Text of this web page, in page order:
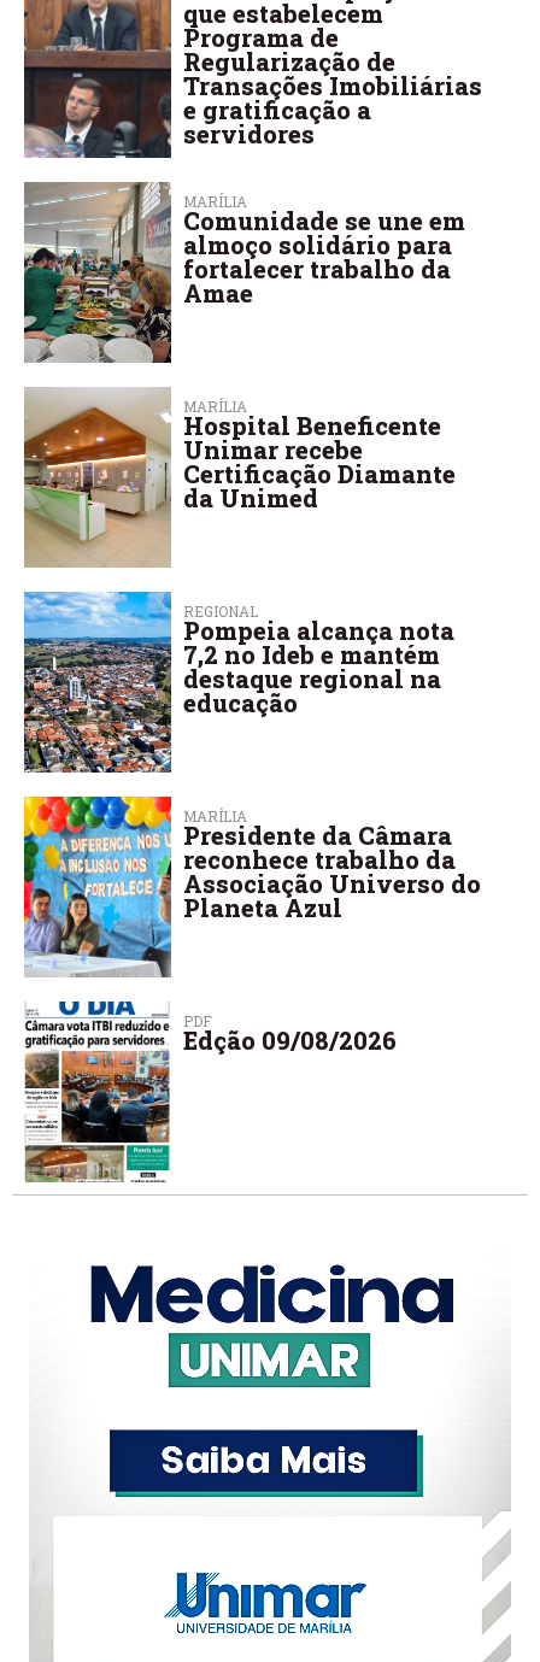
que estabelecem
Programa de
Regularização de
Transações Imobiliárias
e gratificação a
servidores
MARÍLIA
Comunidade se une em
almoço solidário para
fortalecer trabalho da
Amae
MARÍLIA
Hospital Beneficente
Unimar recebe
Certificação Diamante
da Unimed
REGIONAL
Pompeia alcança nota
7,2 no Ideb e mantém
destaque regional na
educação
MARÍLIA
Presidente da Câmara
reconhece trabalho da
Associação Universo do
Planeta Azul
PDF
Edção 09/08/2026